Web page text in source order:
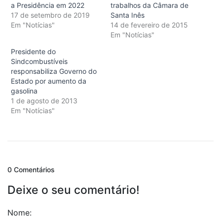
a Presidência em 2022
17 de setembro de 2019
Em "Notícias"
trabalhos da Câmara de
Santa Inês
14 de fevereiro de 2015
Em "Notícias"
Presidente do
Sindcombustíveis
responsabiliza Governo do
Estado por aumento da
gasolina
1 de agosto de 2013
Em "Notícias"
0 Comentários
Deixe o seu comentário!
Nome: